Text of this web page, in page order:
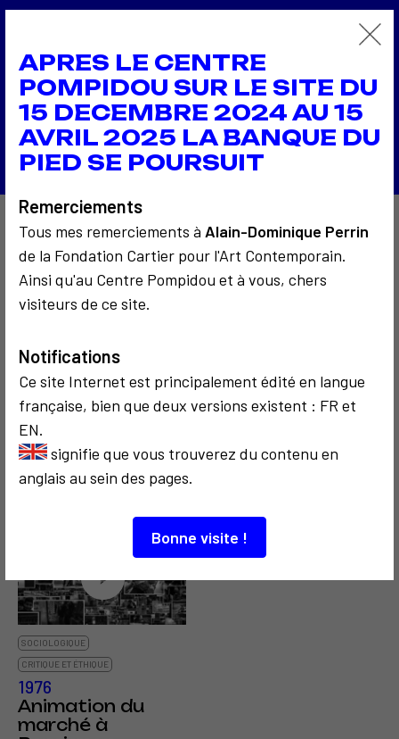
APRES LE CENTRE
POMPIDOU SUR LE SITE DU
15 DECEMBRE 2024 AU 15
AVRIL 2025 LA BANQUE DU
PIED SE POURSUIT
Remerciements
Tous mes remerciements à Alain-Dominique Perrin
de la Fondation Cartier pour l'Art Contemporain.
Ainsi qu'au Centre Pompidou et à vous, chers
visiteurs de ce site.
Notifications
Ce site Internet est principalement édité en langue
française, bien que deux versions existent : FR et
EN.
signifie que vous trouverez du contenu en
anglais au sein des pages.
Bonne visite !
1986
Le temps de l'écriture électronique
Retour à la liste
ARTCOM 86 ENSBA
À découvrir aussi…
COMMUNICATION
CRITIQUE ET ÉTHIQUE
1995
De Casablanca à
Locarno
SOCIOLOGIQUE
2005
SOCIOLOGIQUE
CRITIQUE ET ÉTHIQUE
1976
Animation du
marché à